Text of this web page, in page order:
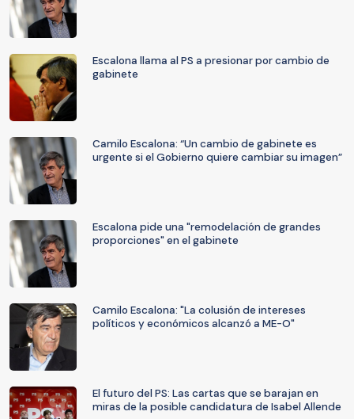
Escalona llama al PS a presionar por cambio de
gabinete
Camilo Escalona: “Un cambio de gabinete es
urgente si el Gobierno quiere cambiar su imagen”
Escalona pide una "remodelación de grandes
proporciones" en el gabinete
Camilo Escalona: "La colusión de intereses
políticos y económicos alcanzó a ME-O"
El futuro del PS: Las cartas que se barajan en
miras de la posible candidatura de Isabel Allende